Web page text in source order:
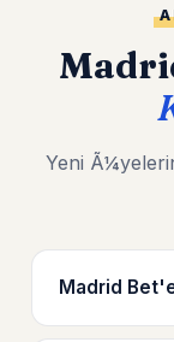
Yeni
Madrid